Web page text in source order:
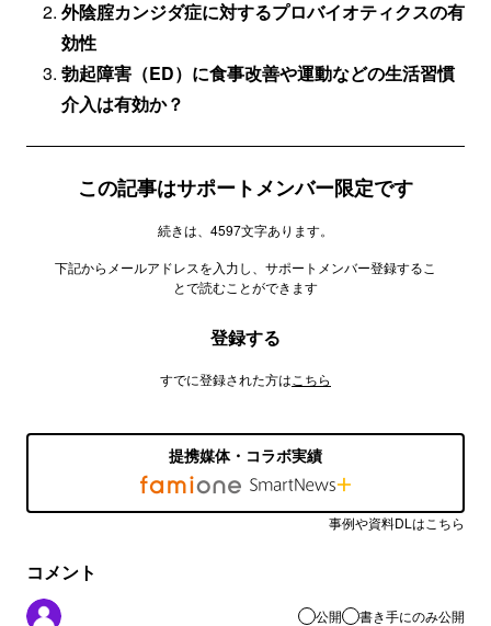
外陰腟カンジダ症に対するプロバイオティクスの有
効性
勃起障害（ED）に食事改善や運動などの生活習慣
介入は有効か？
この記事はサポートメンバー限定です
続きは、4597文字あります。
下記からメールアドレスを入力し、サポートメンバー登録するこ
とで読むことができます
登録する
すでに登録された方は こちら
提携媒体・コラボ実績
事例や資料DLはこちら
コメント
公開 書き手にのみ公開